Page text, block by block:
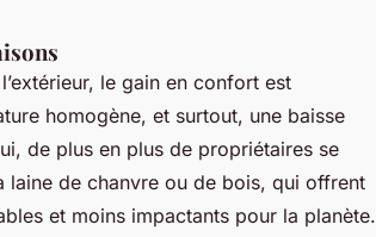
le gain en confort est
homogène, et surtout, une baisse
de plus en plus de propriétaires se
laine de chanvre ou de bois, qui offrent
et moins impactants pour la planète.